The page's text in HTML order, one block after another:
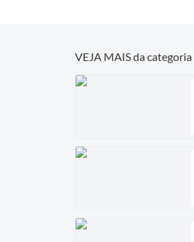
VEJA MAIS da categoria